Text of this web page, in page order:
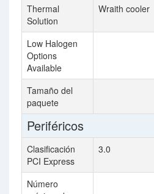
Thermal
Solution
Wraith cooler
Low Halogen
Options
Available
Tamaño del
paquete
Periféricos
Clasificación
PCI Express
3.0
Número